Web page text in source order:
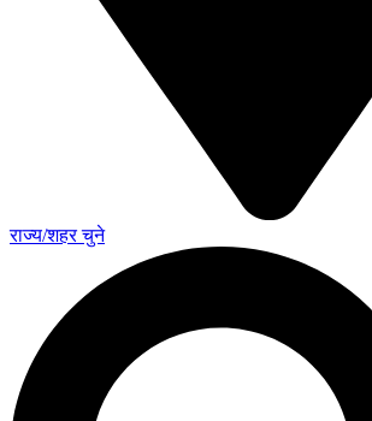
राज्य/शहर चुने